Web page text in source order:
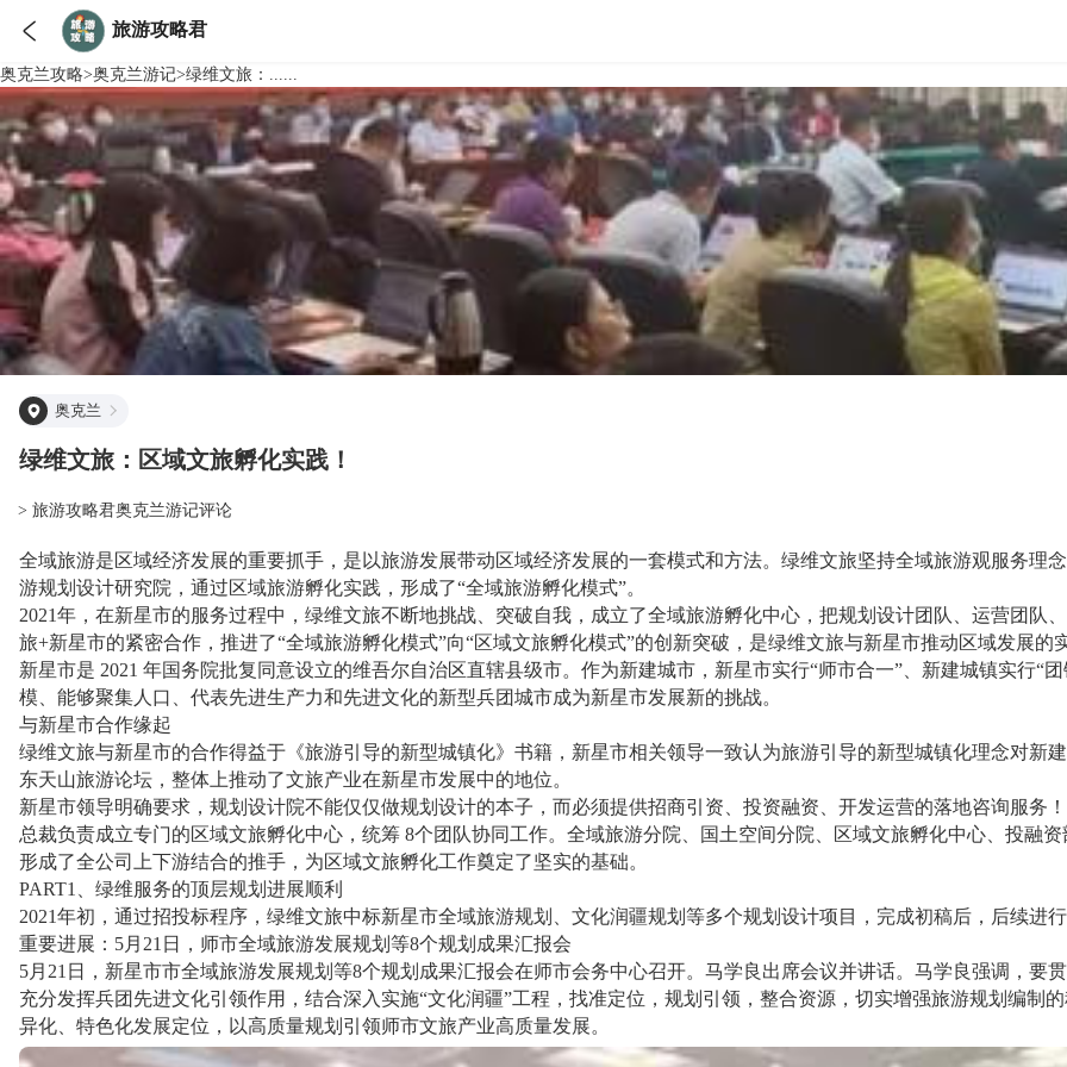
 旅游攻略君
奥克兰攻略>奥克兰游记>绿维文旅：......
奥克兰
绿维文旅：区域文旅孵化实践！
> 旅游攻略君奥克兰游记评论
全域旅游是区域经济发展的重要抓手，是以旅游发展带动区域经济发展的一套模式和方法。绿维文旅坚持全域旅游观服务理
游规划设计研究院，通过区域旅游孵化实践，形成了“全域旅游孵化模式”。
2021年，在新星市的服务过程中，绿维文旅不断地挑战、突破自我，成立了全域旅游孵化中心，把规划设计团队、运营团队
旅+新星市的紧密合作，推进了“全域旅游孵化模式”向“区域文旅孵化模式”的创新突破，是绿维文旅与新星市推动区域发展的
新星市是 2021 年国务院批复同意设立的维吾尔自治区直辖县级市。作为新建城市，新星市实行“师市合一”、新建城镇实行“
模、能够聚集人口、代表先进生产力和先进文化的新型兵团城市成为新星市发展新的挑战。
与新星市合作缘起
绿维文旅与新星市的合作得益于《旅游引导的新型城镇化》书籍，新星市相关领导一致认为旅游引导的新型城镇化理念对新
东天山旅游论坛，整体上推动了文旅产业在新星市发展中的地位。
新星市领导明确要求，规划设计院不能仅仅做规划设计的本子，而必须提供招商引资、投资融资、开发运营的落地咨询服务
总裁负责成立专门的区域文旅孵化中心，统筹 8个团队协同工作。全域旅游分院、国土空间分院、区域文旅孵化中心、投融
形成了全公司上下游结合的推手，为区域文旅孵化工作奠定了坚实的基础。
PART1、绿维服务的顶层规划进展顺利
2021年初，通过招投标程序，绿维文旅中标新星市全域旅游规划、文化润疆规划等多个规划设计项目，完成初稿后，后续进
重要进展：5月21日，师市全域旅游发展规划等8个规划成果汇报会
5月21日，新星市市全域旅游发展规划等8个规划成果汇报会在师市会务中心召开。马学良出席会议并讲话。马学良强调，要
充分发挥兵团先进文化引领作用，结合深入实施“文化润疆”工程，找准定位，规划引领，整合资源，切实增强旅游规划编制
异化、特色化发展定位，以高质量规划引领师市文旅产业高质量发展。